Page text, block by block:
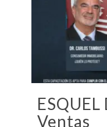
ESQUEL
Ventas